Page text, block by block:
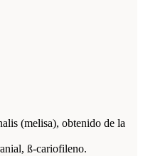
(melisa), obtenido de la
ß-cariofileno.